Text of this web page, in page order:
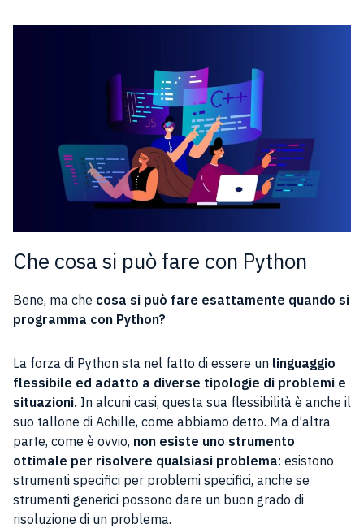
Che cosa si può fare con Python
Bene, ma che cosa si può fare esattamente quando si
programma con Python?
La forza di Python sta nel fatto di essere un linguaggio
flessibile ed adatto a diverse tipologie di problemi e
situazioni. In alcuni casi, questa sua flessibilità è anche il
suo tallone di Achille, come abbiamo detto. Ma d’altra
parte, come è ovvio, non esiste uno strumento
ottimale per risolvere qualsiasi problema: esistono
strumenti specifici per problemi specifici, anche se
strumenti generici possono dare un buon grado di
risoluzione di un problema.